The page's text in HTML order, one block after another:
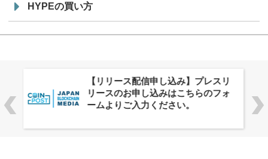
HYPEの買い方
株式会社PlnX、アジア最大級のグロ
ーバルWeb3カンファレンス
「WebX2026」とのコラボレーショ